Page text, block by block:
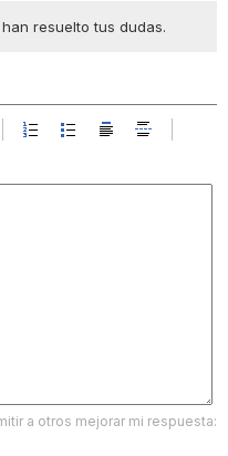
resuelto tus dudas.
a otros mejorar mi respuesta: